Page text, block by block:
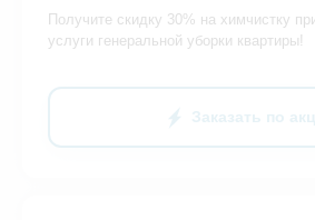
Получите скидку 30% на химчистку
услуги генеральной уборки квартиры!
Заказать по